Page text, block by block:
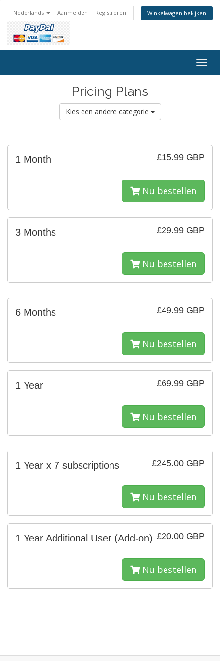
Nederlands Aanmelden Registreren Winkelwagen bekijken
Pricing Plans
Kies een andere categorie
£15.99 GBP
1 Month
Nu bestellen
£29.99 GBP
3 Months
Nu bestellen
£49.99 GBP
6 Months
Nu bestellen
£69.99 GBP
1 Year
Nu bestellen
£245.00 GBP
1 Year x 7 subscriptions
Nu bestellen
£20.00 GBP
1 Year Additional User (Add-on)
Nu bestellen